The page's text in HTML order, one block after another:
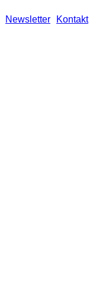
Newsletter Kontakt